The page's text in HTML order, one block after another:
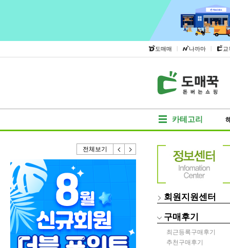
도매매 | 나까마 | 교
카테고리
전체보기
회원지원센터
구매후기
최근등록구매후기
추천구매후기